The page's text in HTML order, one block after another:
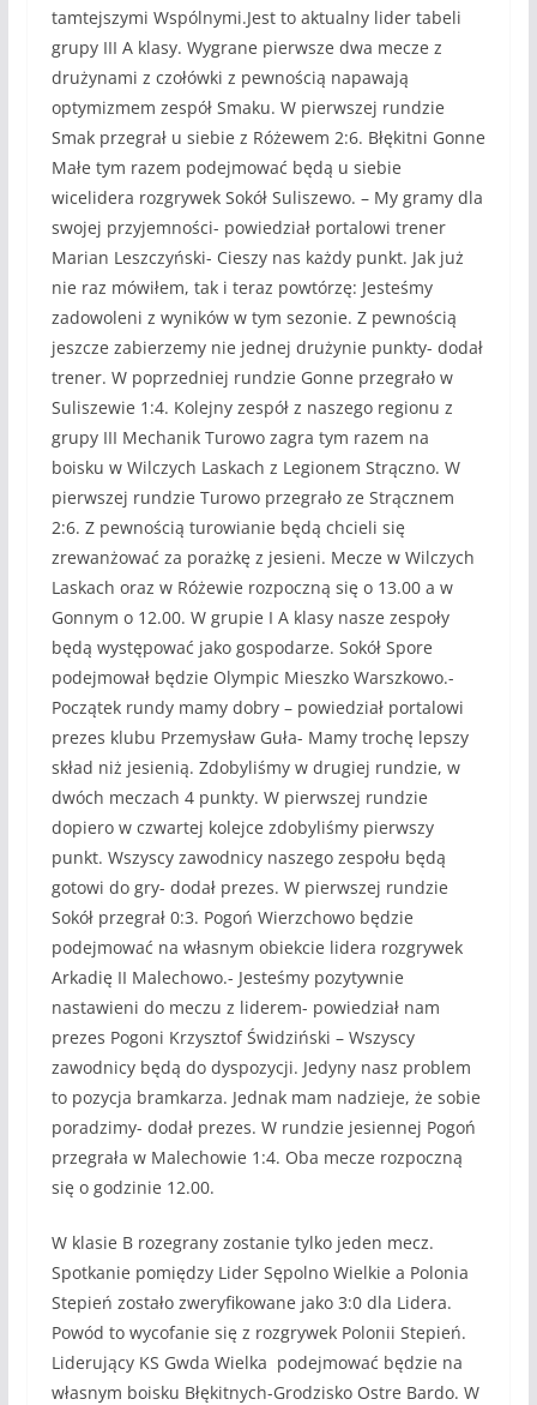
tamtejszymi Wspólnymi.Jest to aktualny lider tabeli
grupy III A klasy. Wygrane pierwsze dwa mecze z
drużynami z czołówki z pewnością napawają
optymizmem zespół Smaku. W pierwszej rundzie
Smak przegrał u siebie z Różewem 2:6. Błękitni Gonne
Małe tym razem podejmować będą u siebie
wicelidera rozgrywek Sokół Suliszewo. – My gramy dla
swojej przyjemności- powiedział portalowi trener
Marian Leszczyński- Cieszy nas każdy punkt. Jak już
nie raz mówiłem, tak i teraz powtórzę: Jesteśmy
zadowoleni z wyników w tym sezonie. Z pewnością
jeszcze zabierzemy nie jednej drużynie punkty- dodał
trener. W poprzedniej rundzie Gonne przegrało w
Suliszewie 1:4. Kolejny zespół z naszego regionu z
grupy III Mechanik Turowo zagra tym razem na
boisku w Wilczych Laskach z Legionem Strączno. W
pierwszej rundzie Turowo przegrało ze Strącznem
2:6. Z pewnością turowianie będą chcieli się
zrewanżować za porażkę z jesieni. Mecze w Wilczych
Laskach oraz w Różewie rozpoczną się o 13.00 a w
Gonnym o 12.00. W grupie I A klasy nasze zespoły
będą występować jako gospodarze. Sokół Spore
podejmował będzie Olympic Mieszko Warszkowo.-
Początek rundy mamy dobry – powiedział portalowi
prezes klubu Przemysław Guła- Mamy trochę lepszy
skład niż jesienią. Zdobyliśmy w drugiej rundzie, w
dwóch meczach 4 punkty. W pierwszej rundzie
dopiero w czwartej kolejce zdobyliśmy pierwszy
punkt. Wszyscy zawodnicy naszego zespołu będą
gotowi do gry- dodał prezes. W pierwszej rundzie
Sokół przegrał 0:3. Pogoń Wierzchowo będzie
podejmować na własnym obiekcie lidera rozgrywek
Arkadię II Malechowo.- Jesteśmy pozytywnie
nastawieni do meczu z liderem- powiedział nam
prezes Pogoni Krzysztof Świdziński – Wszyscy
zawodnicy będą do dyspozycji. Jedyny nasz problem
to pozycja bramkarza. Jednak mam nadzieje, że sobie
poradzimy- dodał prezes. W rundzie jesiennej Pogoń
przegrała w Malechowie 1:4. Oba mecze rozpoczną
się o godzinie 12.00.
W klasie B rozegrany zostanie tylko jeden mecz.
Spotkanie pomiędzy Lider Sępolno Wielkie a Polonia
Stepień zostało zweryfikowane jako 3:0 dla Lidera.
Powód to wycofanie się z rozgrywek Polonii Stepień.
Liderujący KS Gwda Wielka podejmować będzie na
własnym boisku Błękitnych-Grodzisko Ostre Bardo. W